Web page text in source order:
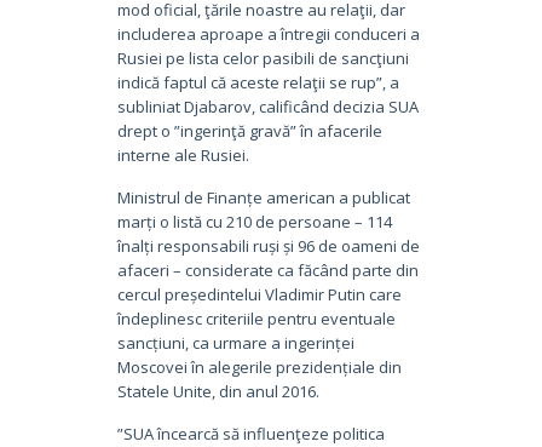
mod oficial, ţările noastre au relaţii, dar
includerea aproape a întregii conduceri a
Rusiei pe lista celor pasibili de sancţiuni
indică faptul că aceste relaţii se rup”, a
subliniat Djabarov, calificând decizia SUA
drept o ”ingerinţă gravă” în afacerile
interne ale Rusiei.
Ministrul de Finanțe american a publicat
marți o listă cu 210 de persoane – 114
înalți responsabili ruși și 96 de oameni de
afaceri – considerate ca făcând parte din
cercul președintelui Vladimir Putin care
îndeplinesc criteriile pentru eventuale
sancțiuni, ca urmare a ingerinței
Moscovei în alegerile prezidențiale din
Statele Unite, din anul 2016.
”SUA încearcă să influenţeze politica